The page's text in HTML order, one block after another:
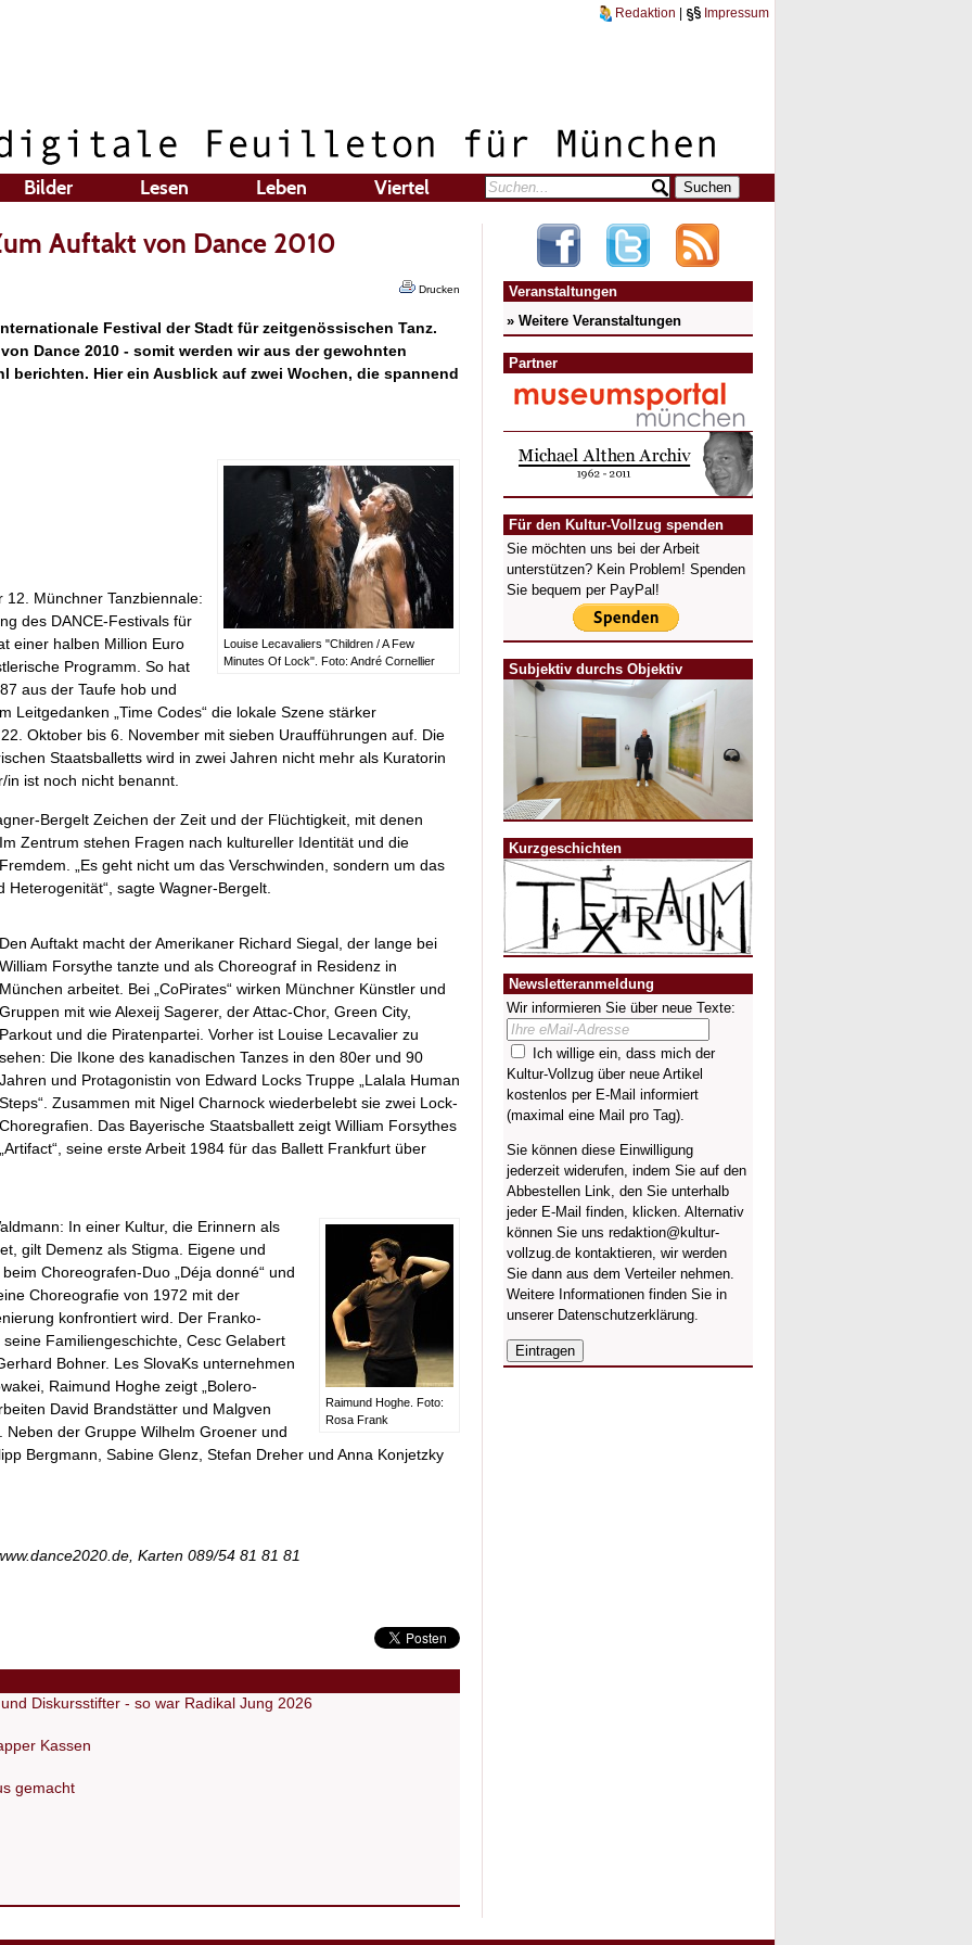
Redaktion Impressum
Bilder Lesen Leben Viertel
Auftakt von Dance 2010
Drucken
Festival der Stadt für zeitgenössischen Tanz.
Dance 2010 - somit werden wir aus der gewohnten
berichten. Hier ein Ausblick auf zwei Wochen, die spannend
Louise Lecavaliers "Children / A Few
Minutes Of Lock". Foto: André Cornellier
Münchner Tanzbiennale:
des DANCE-Festivals für
einer halben Million Euro
Programm. So hat
aus der Taufe hob und
Leitgedanken „Time Codes“ die lokale Szene stärker
Oktober bis 6. November mit sieben Uraufführungen auf. Die
Staatsballetts wird in zwei Jahren nicht mehr als Kuratorin
ist noch nicht benannt.
Bergelt Zeichen der Zeit und der Flüchtigkeit, mit denen
Zentrum stehen Fragen nach kultureller Identität und die
„Es geht nicht um das Verschwinden, sondern um das
sagte Wagner-Bergelt.
Den Auftakt macht der Amerikaner Richard Siegal, der lange bei
William Forsythe tanzte und als Choreograf in Residenz in
München arbeitet. Bei „CoPirates“ wirken Münchner Künstler und
Gruppen mit wie Alexeij Sagerer, der Attac-Chor, Green City,
Parkout und die Piratenpartei. Vorher ist Louise Lecavalier zu
sehen: Die Ikone des kanadischen Tanzes in den 80er und 90
Jahren und Protagonistin von Edward Locks Truppe „Lalala Human
Steps“. Zusammen mit Nigel Charnock wiederbelebt sie zwei Lock-
Choregrafien. Das Bayerische Staatsballett zeigt William Forsythes
„Artifact“, seine erste Arbeit 1984 für das Ballett Frankfurt über
Raimund Hoghe. Foto:
Rosa Frank
In einer Kultur, die Erinnern als
gilt Demenz als Stigma. Eigene und
Choreografen-Duo „Déja donné“ und
Choreografie von 1972 mit der
konfrontiert wird. Der Franko-
Familiengeschichte, Cesc Gelabert
Bohner. Les SlovaKs unternehmen
Raimund Hoghe zeigt „Bolero-
David Brandstätter und Malgven
der Gruppe Wilhelm Groener und
Bergmann, Sabine Glenz, Stefan Dreher und Anna Konjetzky
Karten 089/54 81 81 81
Diskursstifter - so war Radikal Jung 2026
Kassen
gemacht
Veranstaltungen
» Weitere Veranstaltungen
Partner
Für den Kultur-Vollzug spenden
Sie möchten uns bei der Arbeit
unterstützen? Kein Problem! Spenden
Sie bequem per PayPal!
Subjektiv durchs Objektiv
Kurzgeschichten
Newsletteranmeldung
Wir informieren Sie über neue Texte:
Ich willige ein, dass mich der
Kultur-Vollzug über neue Artikel
kostenlos per E-Mail informiert
(maximal eine Mail pro Tag).
Sie können diese Einwilligung
jederzeit widerufen, indem Sie auf den
Abbestellen Link, den Sie unterhalb
jeder E-Mail finden, klicken. Alternativ
können Sie uns redaktion@kultur-
vollzug.de kontaktieren, wir werden
Sie dann aus dem Verteiler nehmen.
Weitere Informationen finden Sie in
unserer Datenschutzerklärung.